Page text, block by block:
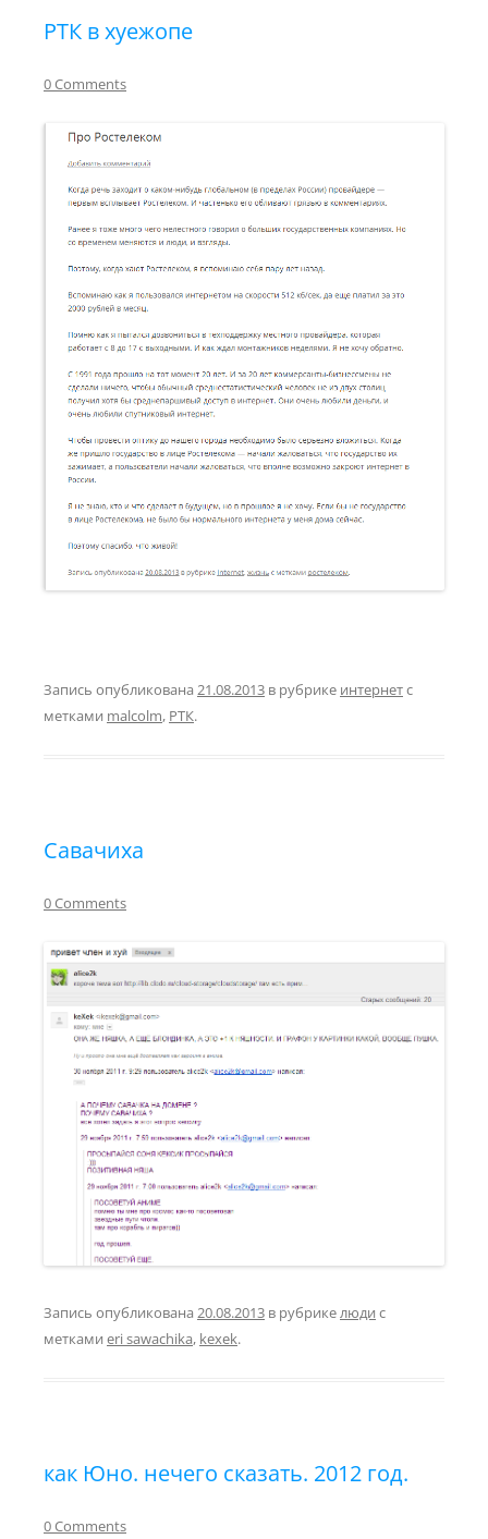
РТК в хуежопе
0 Comments
Запись опубликована 21.08.2013 в рубрике интернетс
метками malcolm, РТК.
Савачиха
0 Comments
Запись опубликована 20.08.2013 в рубрикелюди с
метками eri sawachika, kexek.
как Юно. нечего сказать. 2012 год.
0 Comments